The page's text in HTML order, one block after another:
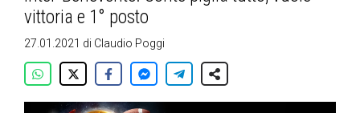
vittoria e 1° posto
27.01.2021 di Claudio Poggi